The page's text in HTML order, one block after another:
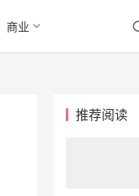
商业
推荐阅读